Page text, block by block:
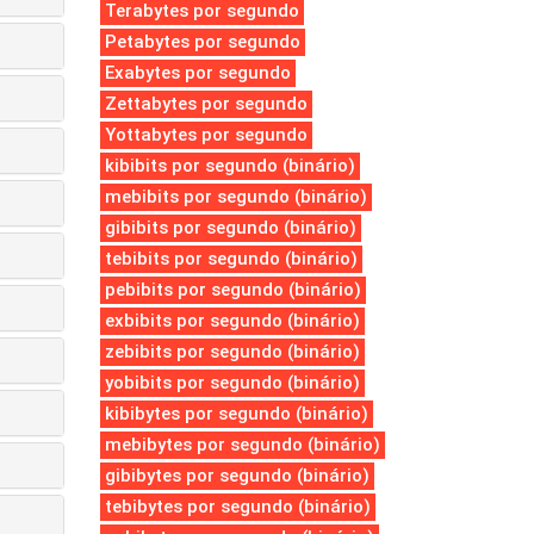
Terabytes por segundo
Petabytes por segundo
Exabytes por segundo
Zettabytes por segundo
Yottabytes por segundo
kibibits por segundo (binário)
mebibits por segundo (binário)
gibibits por segundo (binário)
tebibits por segundo (binário)
pebibits por segundo (binário)
exbibits por segundo (binário)
zebibits por segundo (binário)
yobibits por segundo (binário)
kibibytes por segundo (binário)
mebibytes por segundo (binário)
gibibytes por segundo (binário)
tebibytes por segundo (binário)